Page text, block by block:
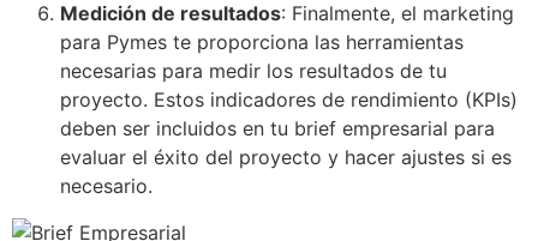
Medición de resultados: Finalmente, el marketing
para Pymes te proporciona las herramientas
necesarias para medir los resultados de tu
proyecto. Estos indicadores de rendimiento (KPIs)
deben ser incluidos en tu brief empresarial para
evaluar el éxito del proyecto y hacer ajustes si es
necesario.